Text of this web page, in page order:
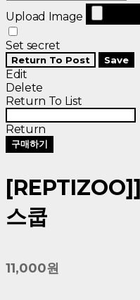
Upload Image
Set secret
Return To Post Save
Edit
Delete
Return To List
Return
구매하기
스쿱
11,000원